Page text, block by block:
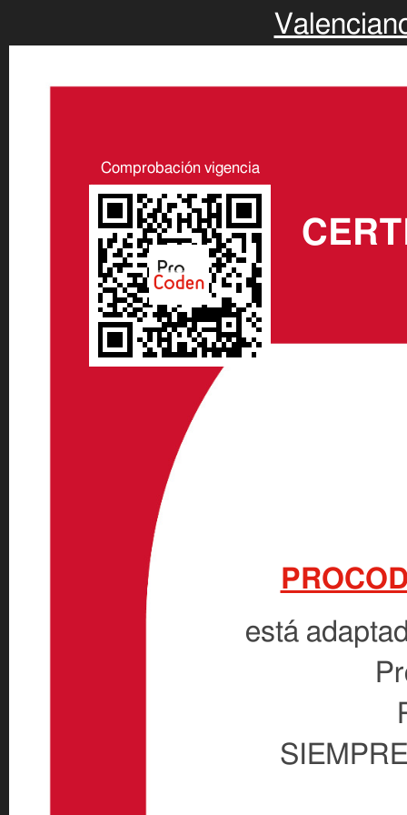
Comprobación vigencia
está